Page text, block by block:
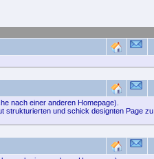
nach einer anderen Homepage).
strukturierten und schick designten Page zu